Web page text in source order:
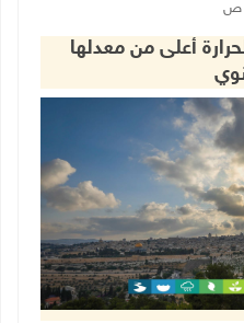
أعلى من معدلها